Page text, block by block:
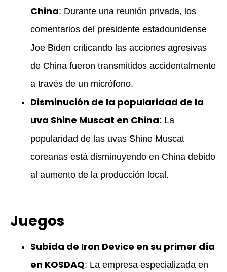
China: Durante una reunión privada, los
comentarios del presidente estadounidense
Joe Biden criticando las acciones agresivas
de China fueron transmitidos accidentalmente
a través de un micrófono.
Disminución de la popularidad de la
uva Shine Muscat en China: La
popularidad de las uvas Shine Muscat
coreanas está disminuyendo en China debido
al aumento de la producción local.
Juegos
Subida de Iron Device en su primer día
en KOSDAQ: La empresa especializada en